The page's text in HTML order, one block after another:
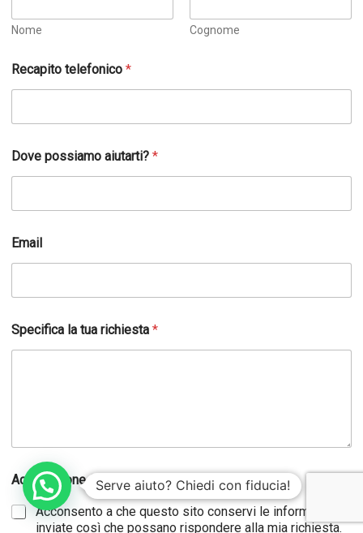
Nome Cognome
Recapito telefonico*
e
c
p
t
o
t
a
i
Dove possiamo aiutarti?*
Email
Specifica la tua richiesta*
Accettazione GDPR*
Acconsento a che questo sito conservi le informazioni
inviate così che possano rispondere alla mia richiesta.
Serve aiuto? Chiedi con fiducia!